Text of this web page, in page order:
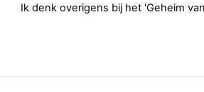
Ik denk overigens bij het 'Geheim